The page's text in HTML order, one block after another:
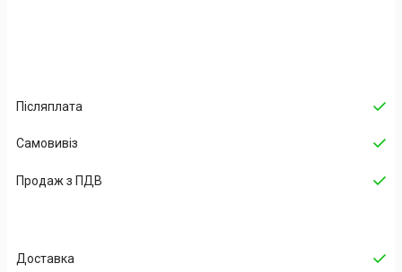
Післяплата
Самовивіз
Продаж з ПДВ
Доставка